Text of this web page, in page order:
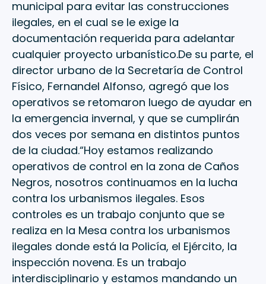
municipal para evitar las construcciones
ilegales, en el cual se le exige la
documentación requerida para adelantar
cualquier proyecto urbanístico.De su parte, el
director urbano de la Secretaría de Control
Físico, Fernandel Alfonso, agregó que los
operativos se retomaron luego de ayudar en
la emergencia invernal, y que se cumplirán
dos veces por semana en distintos puntos
de la ciudad.“Hoy estamos realizando
operativos de control en la zona de Caños
Negros, nosotros continuamos en la lucha
contra los urbanismos ilegales. Esos
controles es un trabajo conjunto que se
realiza en la Mesa contra los urbanismos
ilegales donde está la Policía, el Ejército, la
inspección novena. Es un trabajo
interdisciplinario y estamos mandando un